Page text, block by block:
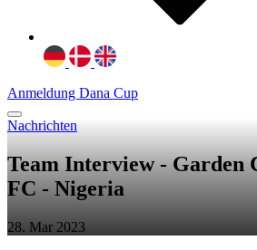
Anmeldung Dana Cup
Nachrichten
Team Interview - Garden
FC - Nigeria
28. Mar 2023